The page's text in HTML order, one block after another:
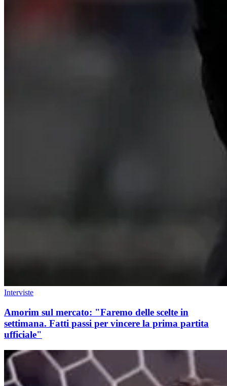
Interviste
Amorim sul mercato: "Faremo delle scelte in
settimana. Fatti passi per vincere la prima partita
ufficiale"